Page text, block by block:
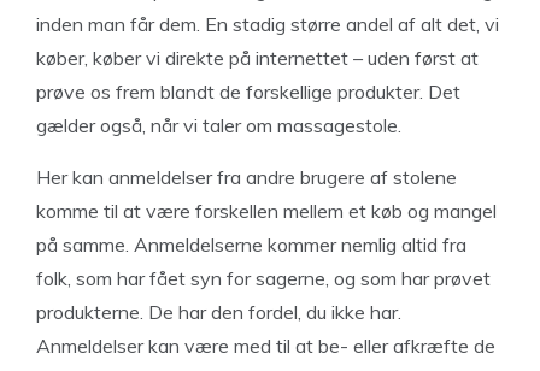
inden man får dem. En stadig større andel af alt det, vi
køber, køber vi direkte på internettet – uden først at
prøve os frem blandt de forskellige produkter. Det
gælder også, når vi taler om massagestole.
Her kan anmeldelser fra andre brugere af stolene
komme til at være forskellen mellem et køb og mangel
på samme. Anmeldelserne kommer nemlig altid fra
folk, som har fået syn for sagerne, og som har prøvet
produkterne. De har den fordel, du ikke har.
Anmeldelser kan være med til at be- eller afkræfte de